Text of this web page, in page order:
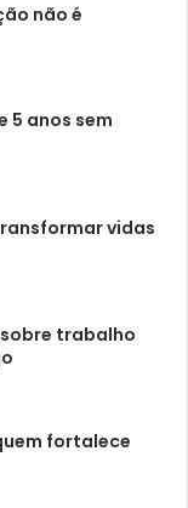
não é
5 anos sem
vidas
sobre trabalho
fortalece